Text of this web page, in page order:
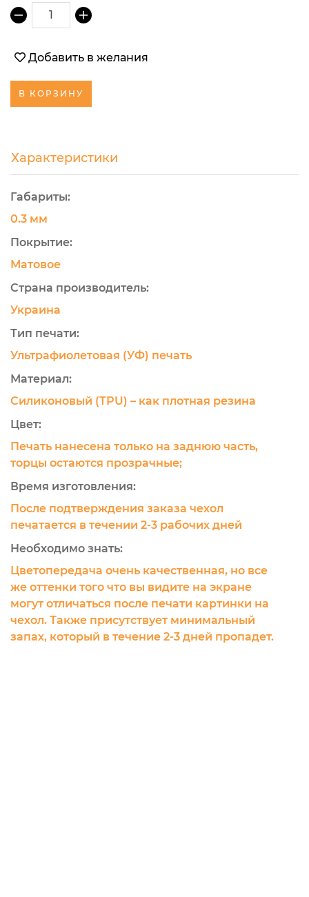
1
Добавить в желания
В КОРЗИНУ
Характеристики
Габариты:
0.3 мм
Покрытие:
Матовое
Страна производитель:
Украина
Тип печати:
Ультрафиолетовая (УФ) печать
Материал:
Силиконовый (TPU) – как плотная резина
Цвет:
Печать нанесена только на заднюю часть,
торцы остаются прозрачные;
Время изготовления:
После подтверждения заказа чехол
печатается в течении 2-3 рабочих дней
Необходимо знать:
Цветопередача очень качественная, но все
же оттенки того что вы видите на экране
могут отличаться после печати картинки на
чехол. Также присутствует минимальный
запах, который в течение 2-3 дней пропадет.